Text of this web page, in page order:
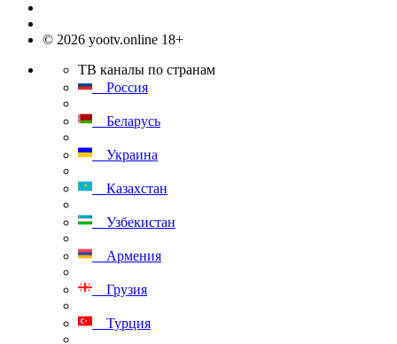
© 2026 yootv.online 18+
ТВ каналы по странам
Россия
Беларусь
Украина
Казахстан
Узбекистан
Армения
Грузия
Турция